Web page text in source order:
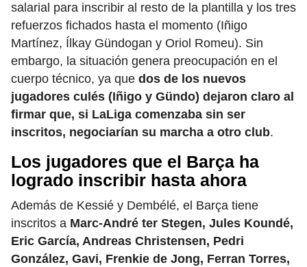
salarial para inscribir al resto de la plantilla y los tres
refuerzos fichados hasta el momento (Iñigo
Martínez, Ílkay Gündogan y Oriol Romeu). Sin
embargo, la situación genera preocupación en el
cuerpo técnico, ya que dos de los nuevos
jugadores culés (Iñigo y Gündo) dejaron claro al
firmar que, si LaLiga comenzaba sin ser
inscritos, negociarían su marcha a otro club.
Los jugadores que el Barça ha
logrado inscribir hasta ahora
Además de Kessié y Dembélé, el Barça tiene
inscritos a Marc-André ter Stegen, Jules Koundé,
Eric García, Andreas Christensen, Pedri
González, Gavi, Frenkie de Jong, Ferran Torres,